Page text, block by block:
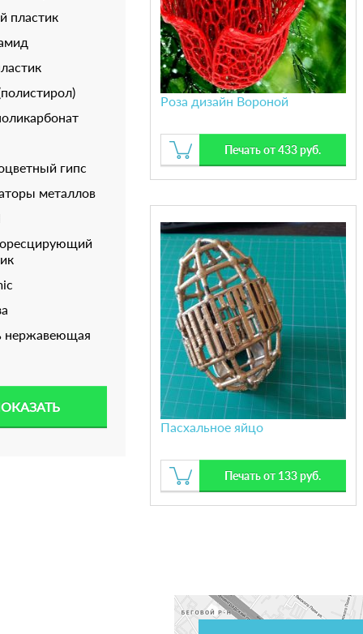
пластик
гипс
металлов
нержавеющая
Роза дизайн Вороной
Печать от 433 руб.
Пасхальное яйцо
Печать от 133 руб.